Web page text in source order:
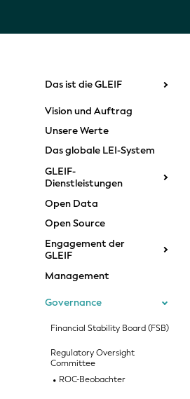
Das ist die GLEIF
Vision und Auftrag
Unsere Werte
Das globale LEI-System
GLEIF-
Dienstleistungen
Open Data
Open Source
Engagement der
GLEIF
Management
Governance
Financial Stability Board (FSB)
Regulatory Oversight
Committee
ROC-Beobachter